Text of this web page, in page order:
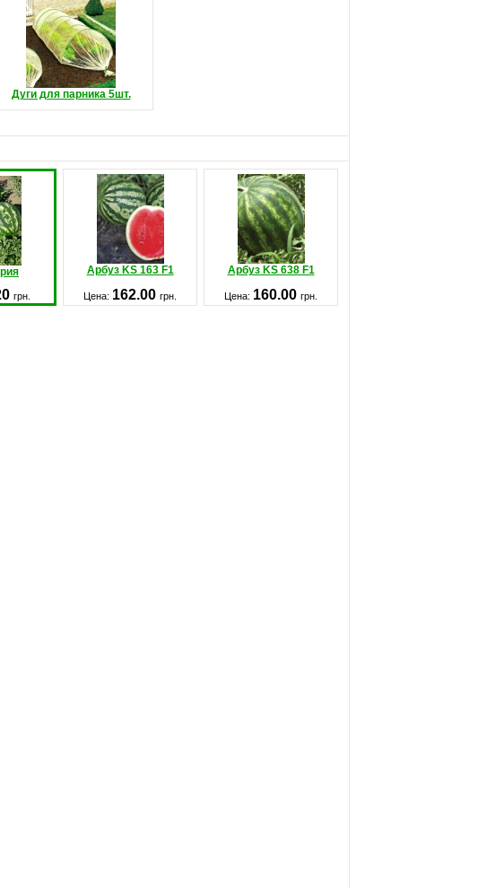
Дуги для парника 5шт.
Арбуз KS 163 F1 Арбуз KS 638 F1
грн. Цена: 162.00 грн. Цена: 160.00 грн.